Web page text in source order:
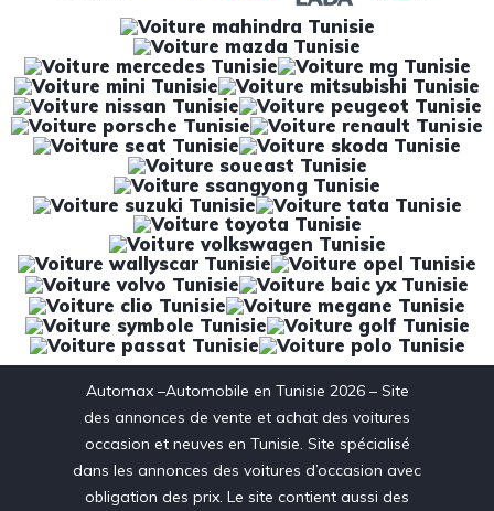
Automax –Automobile en Tunisie 2026 – Site
des annonces de vente et achat des voitures
occasion et neuves en Tunisie. Site spécialisé
dans les annonces des voitures d’occasion avec
obligation des prix. Le site contient aussi des